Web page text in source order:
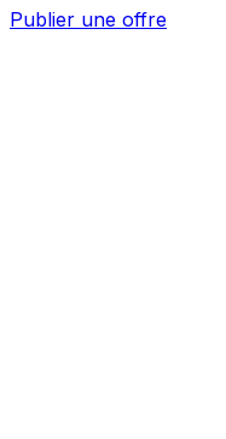
Publier une offre